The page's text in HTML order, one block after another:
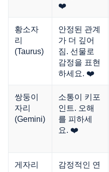
❤️
황소자
리
(Taurus)
안정된 관계
가 더 깊어
짐. 선물로
감정을 표현
하세요. ❤️
쌍둥이
자리
(Gemini)
소통이 키포
인트. 오해
를 피하세
요. ❤️
게자리
감정적인 연